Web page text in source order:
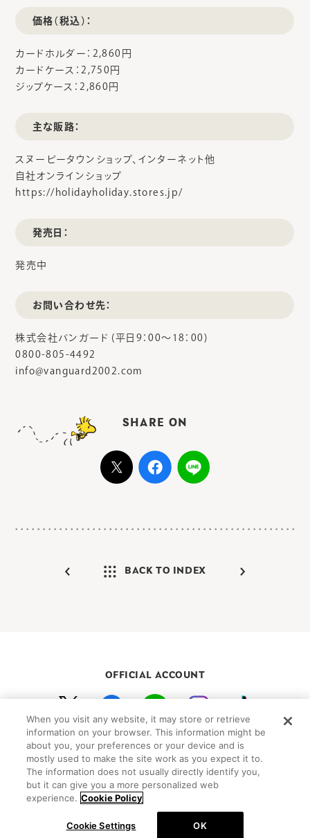
価格（税込）：
カードホルダー：2,860円
カードケース：2,750円
ジップケース：2,860円
主な販路：
スヌーピータウンショップ、インターネット他
自社オンラインショップ
https://holidayholiday.stores.jp/
発売日：
発売中
お問い合わせ先：
株式会社バンガード (平日9：00～18：00)
0800-805-4492
info@vanguard2002.com
SHARE ON
BACK TO INDEX
OFFICIAL ACCOUNT
初めての方向けガイド FAQ お問い合わせ
プライバシーポリシー サイトマップ
Cookie Settings
©Peanuts Worldwide LLC
When you visit any website, it may store or retrieve
information on your browser. This information might be
about you, your preferences or your device and is
mostly used to make the site work as you expect it to.
The information does not usually directly identify you,
but it can give you a more personalized web
experience. Cookie Policy
Cookie Settings OK